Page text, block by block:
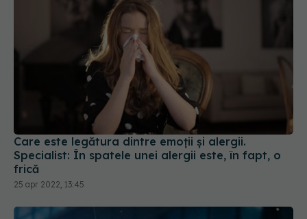
Care este legătura dintre emoții și alergii.
Specialist: În spatele unei alergii este, în fapt, o
frică
25 apr 2022, 13:45